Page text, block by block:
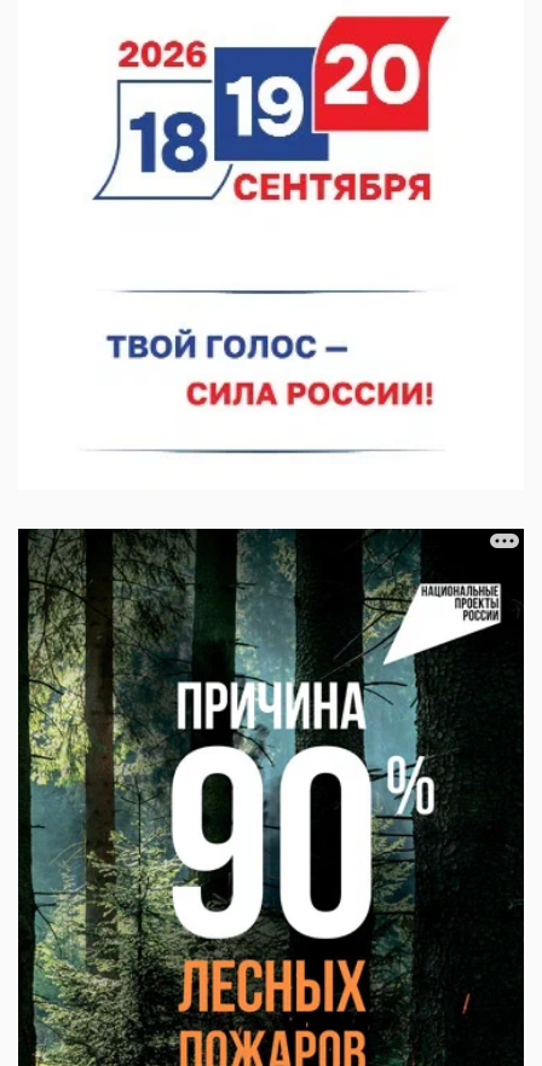
07.08.2026 12:04
В Нижегородской области созданы четыре ММЦ
07.08.2026 11:46